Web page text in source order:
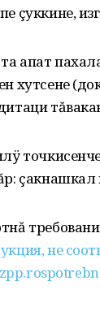
çуккине,
апат
хутсене
çакнашкал
не